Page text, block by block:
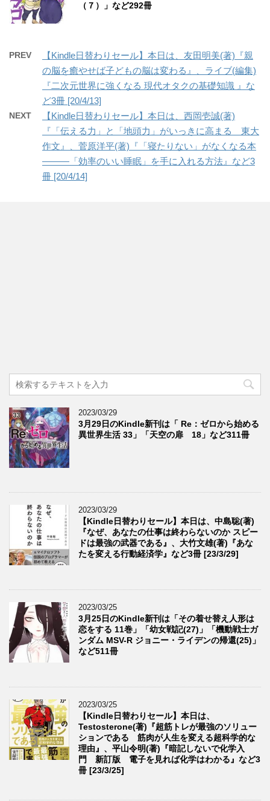
（７）」など292冊
PREV
【Kindle日替わりセール】本日は、友田明美(著)『親
の脳を癒やせば子どもの脳は変わる』、ライブ(編集)
『二次元世界に強くなる 現代オタクの基礎知識 』な
ど3冊 [20/4/13]
NEXT
【Kindle日替わりセール】本日は、西岡壱誠(著)
『「伝える力」と「地頭力」がいっきに高まる 東大
作文』、菅原洋平(著)『「寝たりない」がなくなる本
―――「効率のいい睡眠」を手に入れる方法』など3
冊 [20/4/14]
2023/03/29
3月29日のKindle新刊は「 Re：ゼロから始める
異世界生活 33」「天空の扉 18」など311冊
2023/03/29
【Kindle日替わりセール】本日は、中島聡(著)
『なぜ、あなたの仕事は終わらないのか スピー
ドは最強の武器である』、大竹文雄(著)『あな
たを変える行動経済学』など3冊 [23/3/29]
2023/03/25
3月25日のKindle新刊は「その着せ替え人形は
恋をする 11巻」「幼女戦記(27)」「機動戦士ガ
ンダム MSV-R ジョニー・ライデンの帰還(25)」
など511冊
2023/03/25
【Kindle日替わりセール】本日は、
Testosterone(著)『超筋トレが最強のソリュー
ションである 筋肉が人生を変える超科学的な
理由』、平山令明(著)『暗記しないで化学入
門 新訂版 電子を見れば化学はわかる』など3
冊 [23/3/25]